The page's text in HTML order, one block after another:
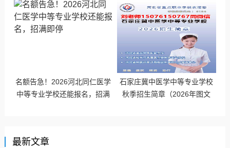
名额告急！2026河北同仁医学
中等专业学校还能报名，招满
石家庄冀中医学中等专业学校
秋季招生简章（2026年图文
最新文章